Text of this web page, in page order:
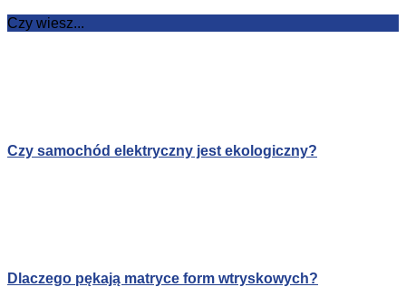
Czy wiesz...
Czy samochód elektryczny jest ekologiczny?
Dlaczego pękają matryce form wtryskowych?